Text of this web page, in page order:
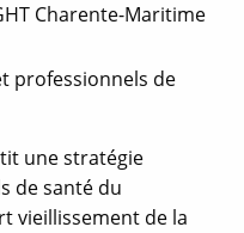
Charente-Maritime
professionnels de
une stratégie
de santé du
vieillissement de la